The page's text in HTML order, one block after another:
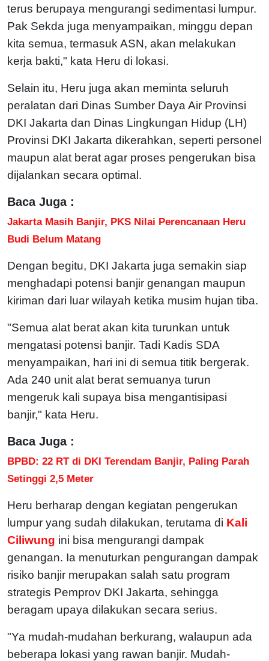
terus berupaya mengurangi sedimentasi lumpur.
Pak Sekda juga menyampaikan, minggu depan
kita semua, termasuk ASN, akan melakukan
kerja bakti," kata Heru di lokasi.
Selain itu, Heru juga akan meminta seluruh
peralatan dari Dinas Sumber Daya Air Provinsi
DKI Jakarta dan Dinas Lingkungan Hidup (LH)
Provinsi DKI Jakarta dikerahkan, seperti personel
maupun alat berat agar proses pengerukan bisa
dijalankan secara optimal.
Baca Juga :
Jakarta Masih Banjir, PKS Nilai Perencanaan Heru
Budi Belum Matang
Dengan begitu, DKI Jakarta juga semakin siap
menghadapi potensi banjir genangan maupun
kiriman dari luar wilayah ketika musim hujan tiba.
"Semua alat berat akan kita turunkan untuk
mengatasi potensi banjir. Tadi Kadis SDA
menyampaikan, hari ini di semua titik bergerak.
Ada 240 unit alat berat semuanya turun
mengeruk kali supaya bisa mengantisipasi
banjir," kata Heru.
Baca Juga :
BPBD: 22 RT di DKI Terendam Banjir, Paling Parah
Setinggi 2,5 Meter
Heru berharap dengan kegiatan pengerukan
lumpur yang sudah dilakukan, terutama di Kali
Ciliwung ini bisa mengurangi dampak
genangan. Ia menuturkan pengurangan dampak
risiko banjir merupakan salah satu program
strategis Pemprov DKI Jakarta, sehingga
beragam upaya dilakukan secara serius.
"Ya mudah-mudahan berkurang, walaupun ada
beberapa lokasi yang rawan banjir. Mudah-